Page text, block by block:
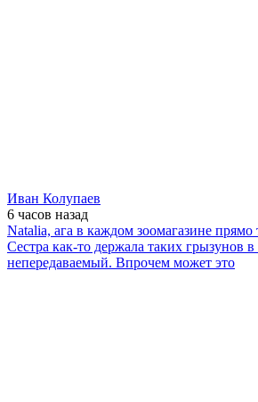
Иван Колупаев
6 часов назад
Natalia, ага в каждом зоомагазине
Сестра как-то держала таких грызунов в
непередаваемый. Впрочем может это